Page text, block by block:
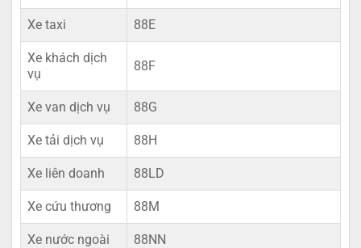
Xe taxi 88E
Xe khách dịch
vụ
88F
Xe van dịch vụ 88G
Xe tải dịch vụ 88H
Xe liên doanh 88LD
Xe cứu thương 88M
Xe nước ngoài 88NN